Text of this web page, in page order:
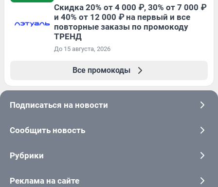
Скидка 20% от 4 000 ₽, 30% от 7 000 ₽
и 40% от 12 000 ₽ на первый и все
повторные заказы по промокоду
ТРЕНД
До 15 августа, 2026
Все промокоды
Подписаться на новости
Сообщить новость
Рубрики
Реклама на сайте